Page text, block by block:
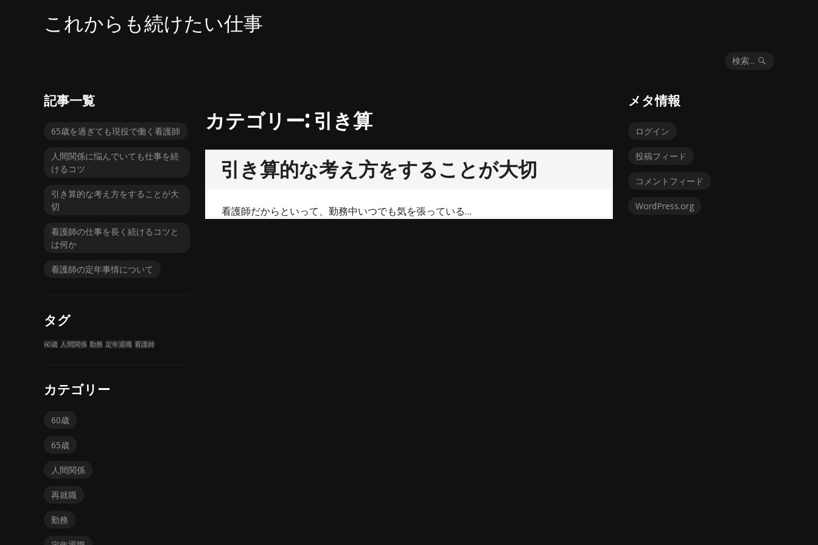
これからも続けたい仕事
検索...
カテゴリー: 引き算
引き算的な考え方をすることが大切
看護師だからといって、勤務中いつでも気を張っている…
記事一覧
65歳を過ぎても現役で働く看護師
人間関係に悩んでいても仕事を続
けるコツ
引き算的な考え方をすることが大
切
看護師の仕事を長く続けるコツと
は何か
看護師の定年事情について
タグ
60歳 人間関係 勤務 定年退職 看護師
カテゴリー
60歳
65歳
人間関係
再就職
勤務
メタ情報
ログイン
投稿フィード
コメントフィード
WordPress.org